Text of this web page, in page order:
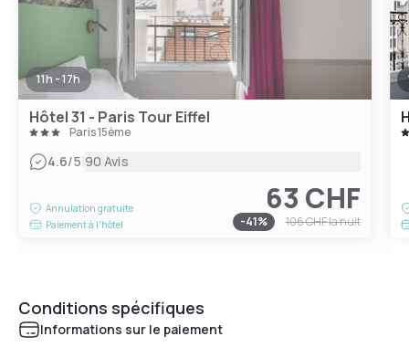
11h - 17h
Hôtel 31 - Paris Tour Eiffel
Paris 15ème
4.6/5|90 Avis
Annulation gratuite
Paiement à l'hôtel
63 CHF
-41% 106 CHFla nuit
Conditions spécifiques
Informations sur le paiement